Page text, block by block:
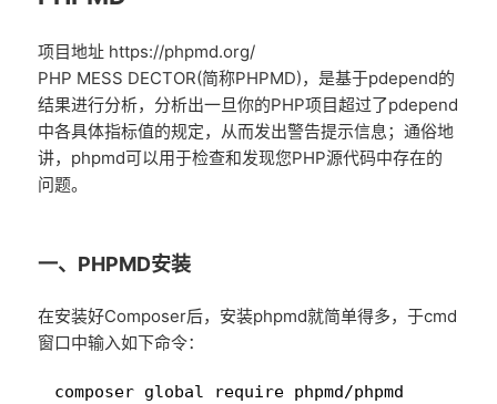
项目地址 https://phpmd.org/
PHP MESS DECTOR(简称PHPMD)，是基于pdepend的
结果进行分析，分析出一旦你的PHP项目超过了pdepend
中各具体指标值的规定，从而发出警告提示信息；通俗地
讲，phpmd可以用于检查和发现您PHP源代码中存在的
问题。
一、PHPMD安装
在安装好Composer后，安装phpmd就简单得多，于cmd
窗口中输入如下命令：
1
composer global require phpmd/phpmd